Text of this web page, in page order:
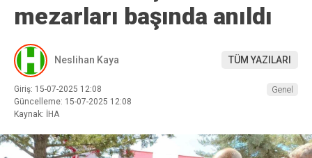
mezarları başında anıldı
Neslihan Kaya TÜM YAZILARI
Giriş: 15-07-2025 12:08
Güncelleme: 15-07-2025 12:08
Kaynak: İHA
Genel